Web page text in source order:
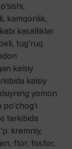
kamqonlik,
kasalliklar
tug‘ruq
kalsiy
kalsiy
yomon
tarkibida
kremniy,
ftor, fosfor,